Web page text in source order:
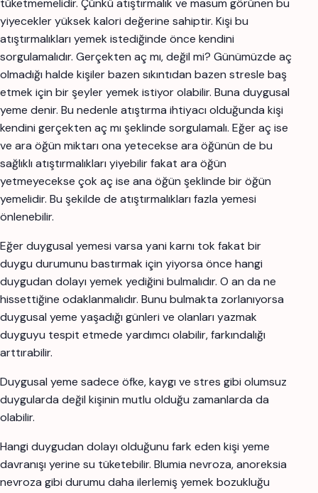
tüketmemelidir. Çünkü atıştırmalık ve masum görünen bu
yiyecekler yüksek kalori değerine sahiptir. Kişi bu
atıştırmalıkları yemek istediğinde önce kendini
sorgulamalıdır. Gerçekten aç mı, değil mi? Günümüzde aç
olmadığı halde kişiler bazen sıkıntıdan bazen stresle baş
etmek için bir şeyler yemek istiyor olabilir. Buna duygusal
yeme denir. Bu nedenle atıştırma ihtiyacı olduğunda kişi
kendini gerçekten aç mı şeklinde sorgulamalı. Eğer aç ise
ve ara öğün miktarı ona yetecekse ara öğünün de bu
sağlıklı atıştırmalıkları yiyebilir fakat ara öğün
yetmeyecekse çok aç ise ana öğün şeklinde bir öğün
yemelidir. Bu şekilde de atıştırmalıkları fazla yemesi
önlenebilir.
Eğer duygusal yemesi varsa yani karnı tok fakat bir
duygu durumunu bastırmak için yiyorsa önce hangi
duygudan dolayı yemek yediğini bulmalıdır. O an da ne
hissettiğine odaklanmalıdır. Bunu bulmakta zorlanıyorsa
duygusal yeme yaşadığı günleri ve olanları yazmak
duyguyu tespit etmede yardımcı olabilir, farkındalığı
arttırabilir.
Duygusal yeme sadece öfke, kaygı ve stres gibi olumsuz
duygularda değil kişinin mutlu olduğu zamanlarda da
olabilir.
Hangi duygudan dolayı olduğunu fark eden kişi yeme
davranışı yerine su tüketebilir. Blumia nevroza, anoreksia
nevroza gibi durumu daha ilerlemiş yemek bozukluğu